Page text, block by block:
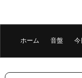
プ
ホーム 音盤 今